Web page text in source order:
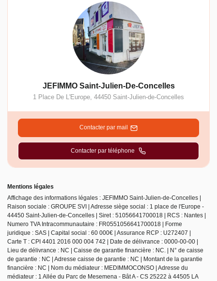
JEFIMMO Saint-Julien-De-Concelles
1 Place De L'Europe, 44450 Saint-Julien-de-Concelles
Contacter par mail
Contacter par téléphone
Mentions légales
Affichage des informations légales : JEFIMMO Saint-Julien-de-Concelles |
Raison sociale : GROUPE SVI | Adresse siège social : 1 place de l'Europe -
44450 Saint-Julien-de-Concelles | Siret : 51056641700018 | RCS : Nantes |
Numero TVA Intracommunautaire : FR0551056641700018 | Forme
juridique : SAS | Capital social : 60 000€ | Assurance RCP : U272407 |
Carte T : CPI 4401 2016 000 004 742 | Date de délivrance : 0000-00-00 |
Lieu de délivrance : NC | Caisse de garantie financière : NC. | N° de caisse
de garantie : NC | Adresse caisse de garantie : NC | Montant de la garantie
financière : NC | Nom du médiateur : MEDIMMOCONSO | Adresse du
médiateur : 1 Allée du Parc de Mesemena - Bât A - CS 25222 à 44505 LA